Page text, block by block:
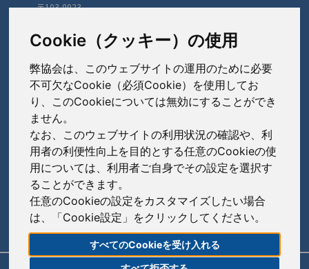
Cookie（クッキー）の使用
弊協会は、このウェブサイトの運用のために必要
不可欠なCookie（必須Cookie）を使用してお
り、このCookieについては無効にすることができ
ません。
なお、このウェブサイトの利用状況の確認や、利
用者の利便性向上を目的とする任意のCookieの使
用については、利用者ご自身でその設定を選択す
ることができます。
任意のCookieの設定をカスタマイズしたい場合
は、「Cookie設定」をクリックしてください。
すべてのCookieを受け入れる
〒103-0023
TEL: 03-3279-1890 / FAX: 03-3241-2978
会員会社（あ〜さ）
あゆみ製薬株式会社
岩城製薬株式会社
大蔵製薬株式会社
キョーリンリメディオ株式会社
共和薬品工業株式会社
コーアイセイ株式会社
会員会社（た〜は）
大興製薬株式会社
ダイト株式会社
高田製薬株式会社
辰巳化学株式会社
鶴原製薬株式会社
会員会社 （ま〜わ）
陽進堂ホールディングス株式会社
ロートニッテン株式会社
賛助会員会社
朝日印刷株式会社
旭化成株式会社